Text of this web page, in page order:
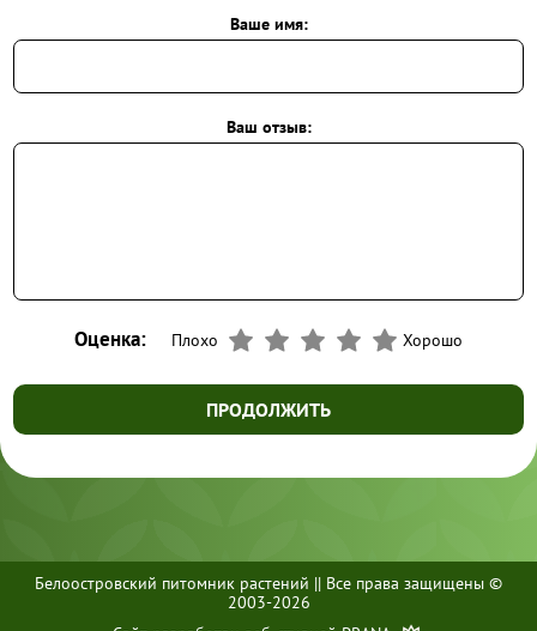
Ваше имя:
Ваш отзыв:
Оценка: Плохо Хорошо
ПРОДОЛЖИТЬ
+7 (812) 437-70-70
Белоостровский питомник растений || Все права защищены ©
2003-2026